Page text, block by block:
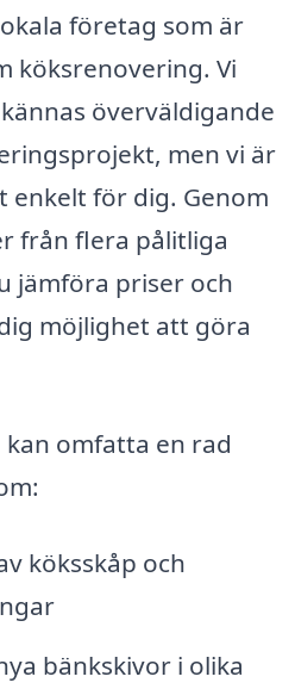
företag som är
köksrenovering. Vi
överväldigande
men vi är
för dig. Genom
från flera pålitliga
jämföra priser och
möjlighet att göra
omfatta en rad
köksskåp och
bänkskivor i olika